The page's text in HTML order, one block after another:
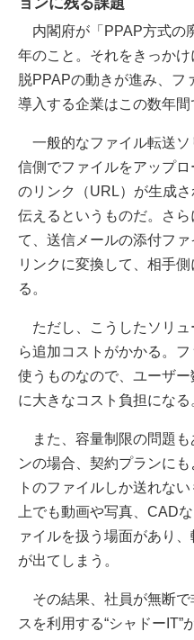
内閣府が「PPAP方式の
年のこと。それをきっか
脱PPAPの動きが進み、フ
導入する企業はこの数年間
一般的なファイル転送ソ
信側でファイルをアップ
のリンク（URL）が生成
伝えるというものだ。さ
て、送信メールの添付フ
リンクに変換して、相手
る。
ただし、こうしたソリュ
ら追加コストがかかる。
使うものなので、ユーザ
に大きなコスト負担になる
また、容量制限の問題も
ンの場合、契約プランに
トのファイルしか送れな
上でも動画や写真、CAD
ァイルを扱う場面があり
が出てしまう。
その結果、社員が無断で
スを利用する“シャドー